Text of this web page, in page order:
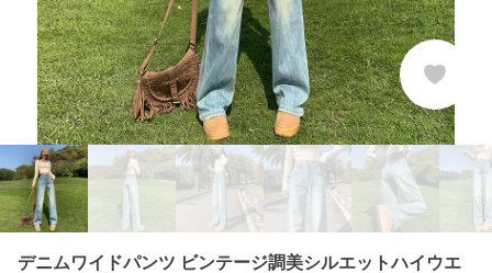
デニムワイドパンツ ビンテージ調美シルエットハイウエ